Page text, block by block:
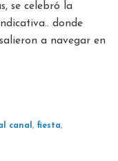
se celebró la
donde
a navegar en
canal, fiesta,